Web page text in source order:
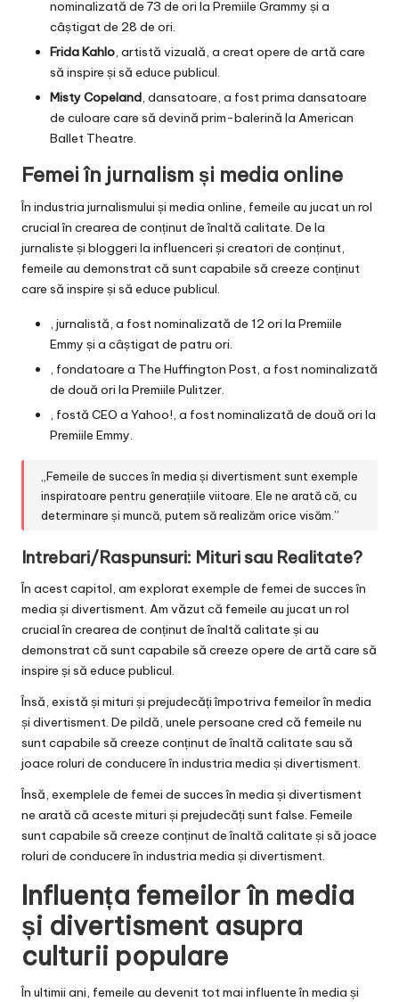
nominalizată de 73 de ori la Premiile Grammy și a
câștigat de 28 de ori.
Frida Kahlo, artistă vizuală, a creat opere de artă care
să inspire și să educe publicul.
Misty Copeland, dansatoare, a fost prima dansatoare
de culoare care să devină prim-balerină la American
Ballet Theatre.
Femei în jurnalism și media online
În industria jurnalismului și media online, femeile au jucat un rol
crucial în crearea de conținut de înaltă calitate. De la
jurnaliste și bloggeri la influenceri și creatori de conținut,
femeile au demonstrat că sunt capabile să creeze conținut
care să inspire și să educe publicul.
, jurnalistă, a fost nominalizată de 12 ori la Premiile
Emmy și a câștigat de patru ori.
, fondatoare a The Huffington Post, a fost nominalizată
de două ori la Premiile Pulitzer.
, fostă CEO a Yahoo!, a fost nominalizată de două ori la
Premiile Emmy.
„Femeile de succes în media și divertisment sunt exemple
inspiratoare pentru generațiile viitoare. Ele ne arată că, cu
determinare și muncă, putem să realizăm orice visăm.”
Intrebari/Raspunsuri: Mituri sau Realitate?
În acest capitol, am explorat exemple de femei de succes în
media și divertisment. Am văzut că femeile au jucat un rol
crucial în crearea de conținut de înaltă calitate și au
demonstrat că sunt capabile să creeze opere de artă care să
inspire și să educe publicul.
Însă, există și mituri și prejudecăți împotriva femeilor în media
și divertisment. De pildă, unele persoane cred că femeile nu
sunt capabile să creeze conținut de înaltă calitate sau să
joace roluri de conducere în industria media și divertisment.
Însă, exemplele de femei de succes în media și divertisment
ne arată că aceste mituri și prejudecăți sunt false. Femeile
sunt capabile să creeze conținut de înaltă calitate și să joace
roluri de conducere în industria media și divertisment.
Influența femeilor în media
și divertisment asupra
culturii populare
În ultimii ani, femeile au devenit tot mai influente în media și